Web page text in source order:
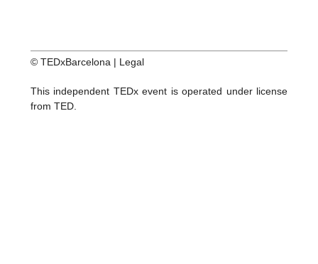
© TEDxBarcelona | Legal
This independent TEDx event is operated under license
from TED.